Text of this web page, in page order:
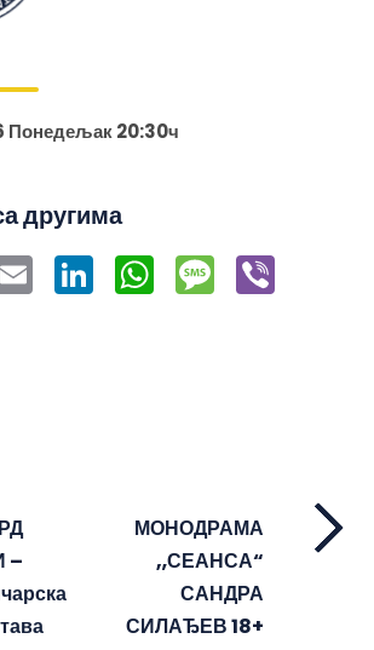
Понедељак 20:30ч
другима
Email LinkedInWhatsApp
Message
–
МОНОДРАМА
„СЕАНСА“
САНДРА
СИЛАЂЕВ 18+